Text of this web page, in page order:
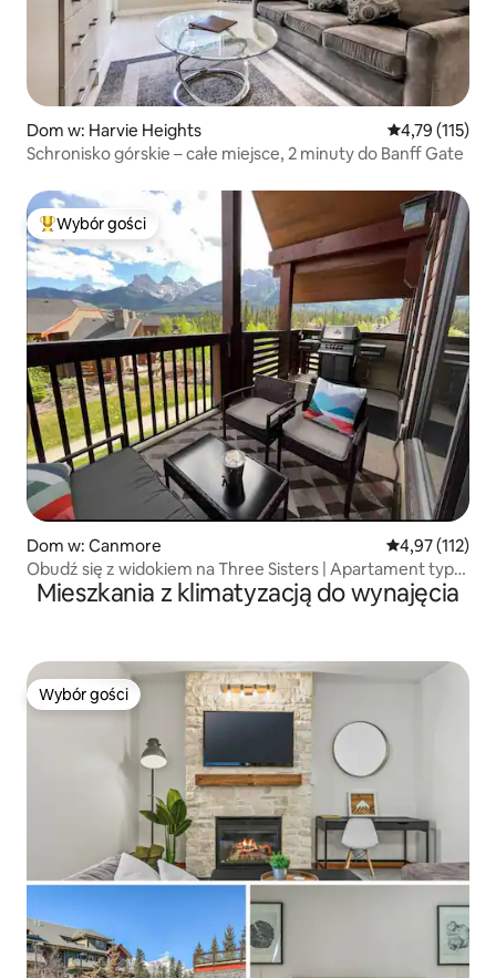
Dom w: Harvie Heights Średnia
4,79 (115)
Schronisko górskie – całe miejsce, 2 minuty do Banff Gate
Najpopularniejsze z kategorii Wybór gości
Wybór gości
Dom w: Canmore Średnia
4,97 (112)
Obudź się z widokiem na Three Sisters | Apartament typu
penthouse
Mieszkania z klimatyzacją do wynajęcia
Wybór gości
Wybór gości